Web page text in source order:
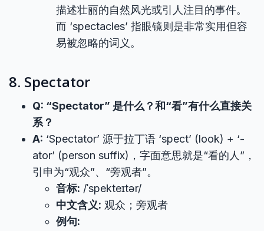
描述壮丽的自然风光或引人注目的事件。
而 ‘spectacles’ 指眼镜则是非常实用但容
易被忽略的词义。
8. Spectator
Q: “Spectator” 是什么？和“看”有什么直接关
系？
A: ‘Spectator’ 源于拉丁语 ‘spect’ (look) + ‘-
ator’ (person suffix)，字面意思就是“看的人”，
引申为“观众”、“旁观者”。
音标: /ˈspekteɪtər/
中文含义: 观众；旁观者
例句: